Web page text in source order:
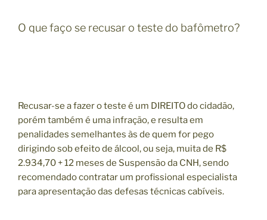
O que faço se recusar o teste do bafômetro?
Recusar-se a fazer o teste é um DIREITO do cidadão,
porém também é uma infração, e resulta em
penalidades semelhantes às de quem for pego
dirigindo sob efeito de álcool, ou seja, muita de R$
2.934,70 + 12 meses de Suspensão da CNH, sendo
recomendado contratar um profissional especialista
para apresentação das defesas técnicas cabíveis.